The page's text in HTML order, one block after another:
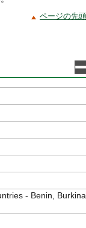
ページの先
- Benin, Burkina